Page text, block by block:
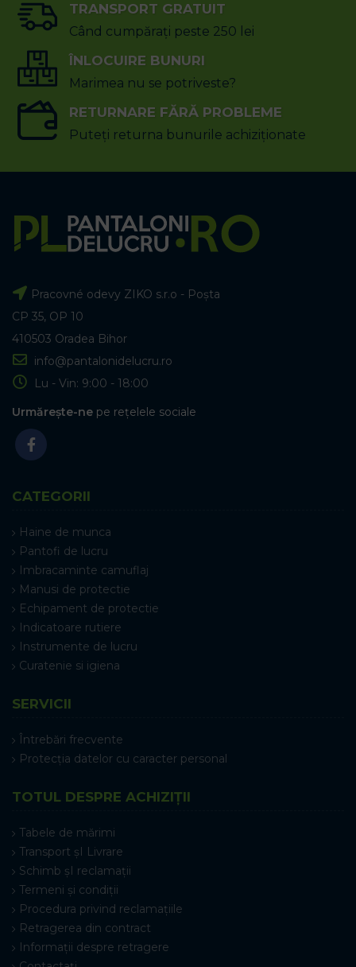
TRANSPORT GRATUIT
Când cumpărați peste 250 lei
ÎNLOCUIRE BUNURI
Marimea nu se potriveste?
RETURNARE FĂRĂ PROBLEME
Puteți returna bunurile achiziționate
Pracovné odevy ZIKO s.r.o - Poșta
CP 35, OP 10
410503 Oradea Bihor
info@pantalonidelucru.ro
Lu - Vin: 9:00 - 18:00
Urmărește-ne pe rețelele sociale
CATEGORII
Haine de munca
Pantofi de lucru
Imbracaminte camuflaj
Manusi de protectie
Echipament de protectie
Indicatoare rutiere
Instrumente de lucru
Curatenie si igiena
SERVICII
Întrebări frecvente
Protecția datelor cu caracter personal
TOTUL DESPRE ACHIZIȚII
Tabele de mărimi
Transport șI Livrare
Schimb șI reclamații
Termeni și condiții
Procedura privind reclamațiile
Retragerea din contract
Informații despre retragere